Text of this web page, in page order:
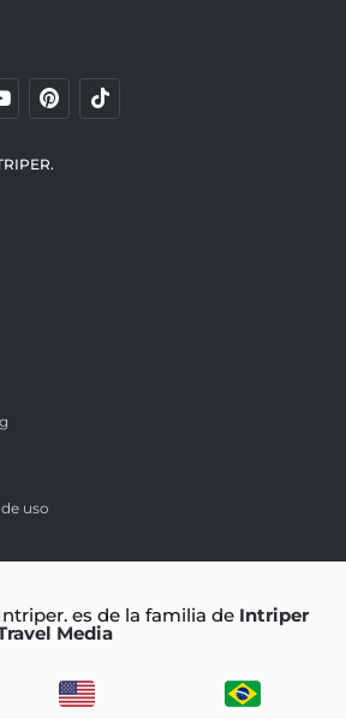
uso
es de la familia de Intriper
Media